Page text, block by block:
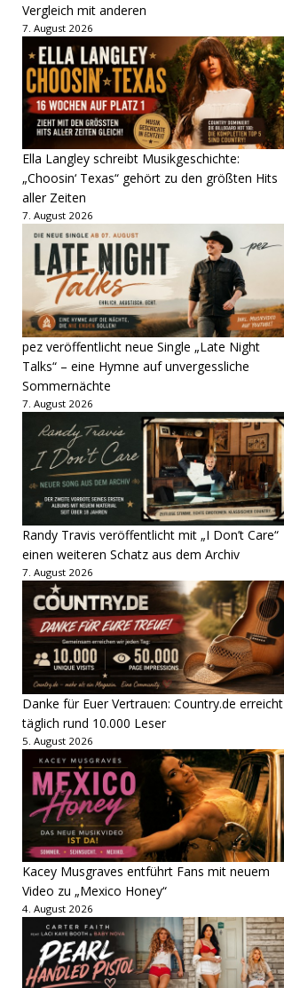
Vergleich mit anderen
7. August 2026
Ella Langley schreibt Musikgeschichte:
„Choosin‘ Texas“ gehört zu den größten Hits
aller Zeiten
7. August 2026
pez veröffentlicht neue Single „Late Night
Talks“ – eine Hymne auf unvergessliche
Sommernächte
7. August 2026
Randy Travis veröffentlicht mit „I Don’t Care“
einen weiteren Schatz aus dem Archiv
7. August 2026
Danke für Euer Vertrauen: Country.de erreicht
täglich rund 10.000 Leser
5. August 2026
Kacey Musgraves entführt Fans mit neuem
Video zu „Mexico Honey“
4. August 2026